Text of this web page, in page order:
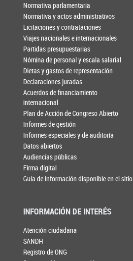
Normativa parlamentaria
Normativa y actos administrativos
Licitaciones y contrataciones
Viajes nacionales e internacionales
Partidas presupuestarias
Nómina de personal y escala salarial
Dietas y gastos de representación
Declaraciones juradas
Acuerdos de financiamiento
internacional
Plan de Acción de Congreso Abierto
Informes de gestión
Informes especiales y de auditoría
Datos abiertos
Audiencias públicas
Firma digital
Guía de información disponible en el sitio
INFORMACIÓN DE INTERÉS
Atención ciudadana
SANDH
Registro de ONG